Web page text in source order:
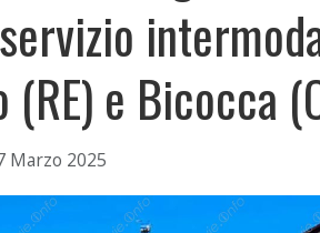
(RE) e Bicocca
Marzo 2025